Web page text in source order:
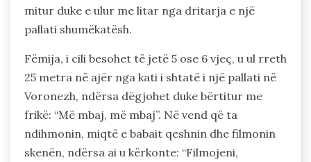
mitur duke e ulur me litar nga dritarja e një
pallati shumëkatësh.
Fëmija, i cili besohet të jetë 5 ose 6 vjeç, u ul rreth
25 metra në ajër nga kati i shtatë i një pallati në
Voronezh, ndërsa dëgjohet duke bërtitur me
frikë: “Më mbaj, më mbaj”. Në vend që ta
ndihmonin, miqtë e babait qeshnin dhe filmonin
skenën, ndërsa ai u kërkonte: “Filmojeni,